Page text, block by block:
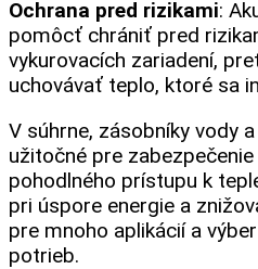
Ochrana pred rizikami:
pomôcť chrániť pred
vykurovacích zariadení,
uchovávať teplo, ktoré sa
V súhrne, zásobníky vody
užitočné pre
pohodlného prístupu k
pri úspore energie a
pre mnoho aplikácií a
potrieb.